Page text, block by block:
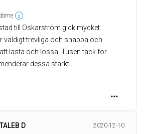
till Oskarström gick mycket
väldigt trevliga och snabba och
lasta och lossa. Tusen tack för
dessa starkt!
D
2020-12-10